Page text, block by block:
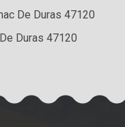
De Duras 47120
Duras 47120